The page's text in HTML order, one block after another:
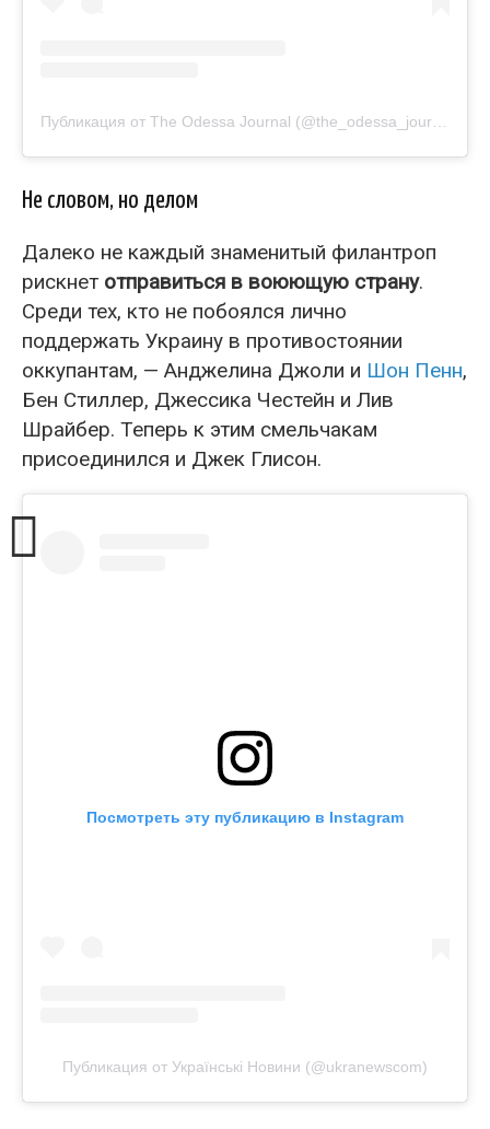
Публикация от The Odessa Journal (@the_odessa_journal)
Не словом, но делом
Далеко не каждый знаменитый филантроп
рискнет отправиться в воюющую страну.
Среди тех, кто не побоялся лично
поддержать Украину в противостоянии
оккупантам, — Анджелина Джоли и Шон Пенн,
Бен Стиллер, Джессика Честейн и Лив
Шрайбер. Теперь к этим смельчакам
присоединился и Джек Глисон.
Посмотреть эту публикацию в Instagram
Публикация от Українські Новини (@ukranewscom)